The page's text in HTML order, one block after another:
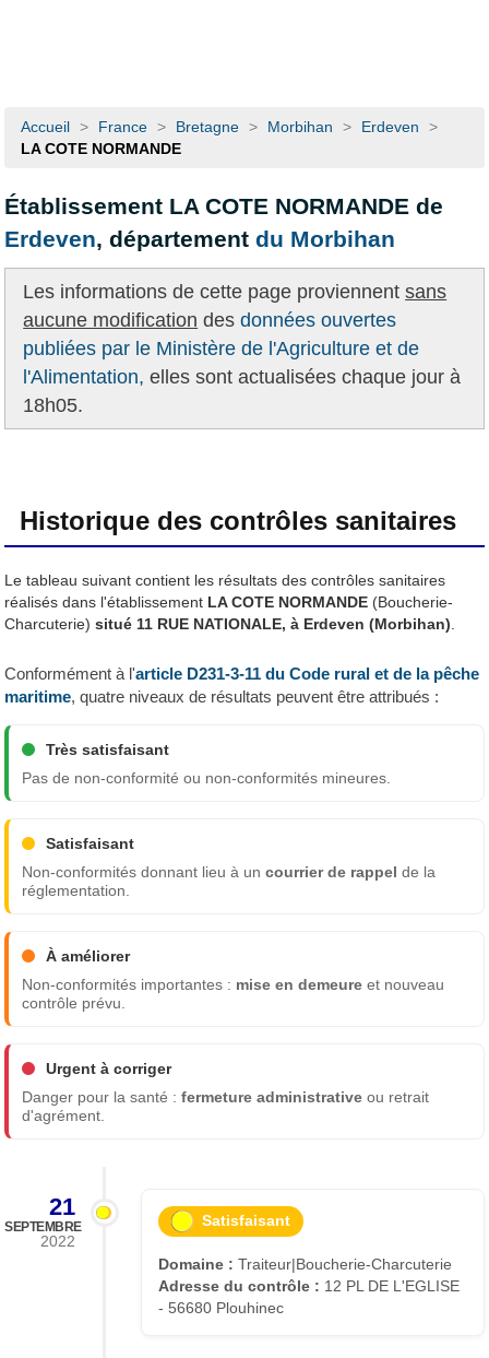
Accueil > France > Bretagne > Morbihan > Erdeven
>
LA COTE NORMANDE
Établissement LA COTE NORMANDE de
Erdeven, départementdu Morbihan
Les informations de cette page proviennentsans
aucune modification desdonnées ouvertes
publiées par le Ministère de l'Agriculture et de
l'Alimentation, elles sont actualisées chaque jour à
18h05.
Historique des contrôles sanitaires
Le tableau suivant contient les résultats des contrôles sanitaires
réalisés dans l'établissement LA COTE NORMANDE (Boucherie-
Charcuterie) situé 11 RUE NATIONALE, à Erdeven (Morbihan)
Conformément à l'article D231-3-11 du Code rural et de la pêche
maritime, quatre niveaux de résultats peuvent être attribués :
Très satisfaisant
Pas de non-conformité ou non-conformités mineures.
Satisfaisant
Non-conformités donnant lieu à uncourrier de rappel de la
réglementation.
À améliorer
Non-conformités importantes : mise en demeure et nouveau
contrôle prévu.
Urgent à corriger
Danger pour la santé :fermeture administrative ou retrait
d'agrément.
21
SEPTEMBRE
2022
Satisfaisant
Domaine : Traiteur|Boucherie-Charcuterie
Adresse du contrôle : 12 PL DE L'EGLISE
- 56680 Plouhinec